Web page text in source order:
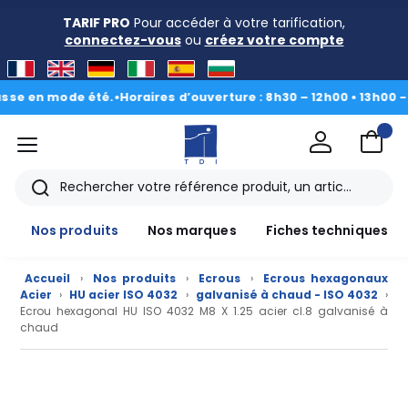
TARIF PRO Pour accéder à votre tarification,
connectez-vousou créez votre compte
mode été.•Horaires d’ouverture : 8h30 – 12h00 • 13h00 -
menu
Rechercher
Nos produits
Nos marques Fiches techniques
Accueil › Nos produits › Ecrous ›
Ecrous hexagonaux
Acier › HU acier ISO 4032 › galvanisé à chaud - ISO 4032 ›
Ecrou hexagonal HU ISO 4032 M8 X 1.25 acier cl.8 galvanisé à
chaud